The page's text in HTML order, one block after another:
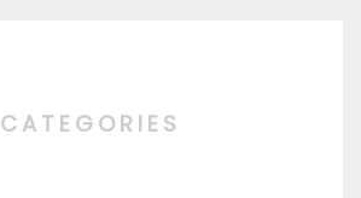
CATEGORIES